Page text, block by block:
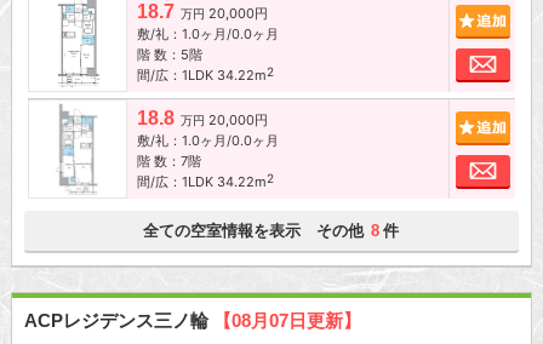
18.7 万円 20,000円
敷/礼：1.0ヶ月/0.0ヶ月
階 数：5階
間/広：1LDK 34.22m2
お
18.8 万円 20,000円
敷/礼：1.0ヶ月/0.0ヶ月
階 数：7階
間/広：1LDK 34.22m2
お
全ての空室情報を表示 その他 8 件
ACPレジデンス三ノ輪 【08月07日更新】